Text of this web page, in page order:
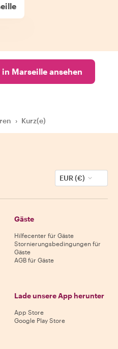
Marseille ansehen
› Kurz(e)
EUR (€)
Gäste
Hilfecenter für Gäste
Stornierungsbedingungen für
Gäste
AGB für Gäste
Lade unsere App herunter
App Store
Google Play Store